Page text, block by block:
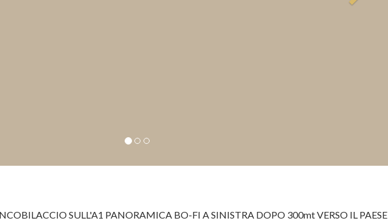
SULL'A1 PANORAMICA BO-FI A SINISTRA DOPO 300mt VERSO IL PAESE